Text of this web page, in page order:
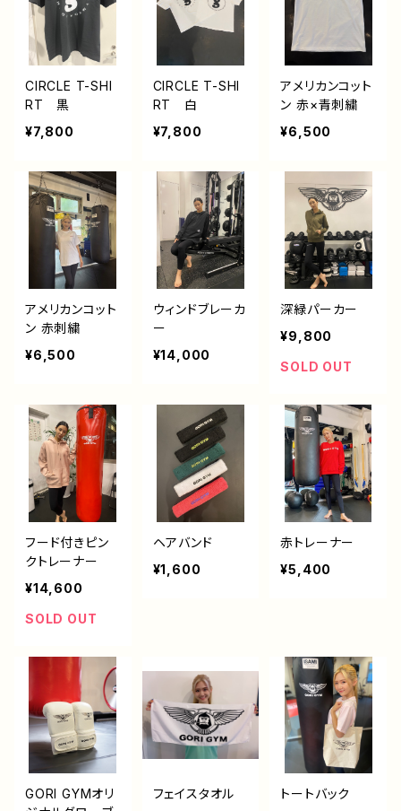
CIRCLE T-SHI
RT 黒
¥7,800
CIRCLE T-SHI
RT 白
¥7,800
アメリカンコット
ン 赤×青刺繍
¥6,500
アメリカンコット
ン 赤刺繍
¥6,500
ウィンドブレーカ
ー
¥14,000
深緑パーカー
¥9,800
SOLD OUT
フード付きピン
クトレーナー
¥14,600
SOLD OUT
ヘアバンド
¥1,600
赤トレーナー
¥5,400
GORI GYMオリ
フェイスタオル トートバック